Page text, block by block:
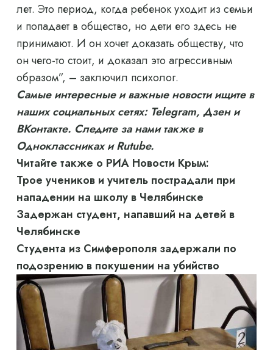
лет. Это период, когда ребенок уходит из семьи
и попадает в общество, но дети его здесь не
принимают. И он хочет доказать обществу, что
он чего-то стоит, и доказал это агрессивным
образом”, – заключил психолог.
Самые интересные и важные новости ищите в
наших социальных сетях: Telegram, Дзен и
ВКонтакте. Следите за нами также в
Одноклассниках и Rutube.
Читайте также о РИА Новости Крым:
Трое учеников и учитель пострадали при
нападении на школу в Челябинске
Задержан студент, напавший на детей в
Челябинске
Студента из Симферополя задержали по
подозрению в покушении на убийство